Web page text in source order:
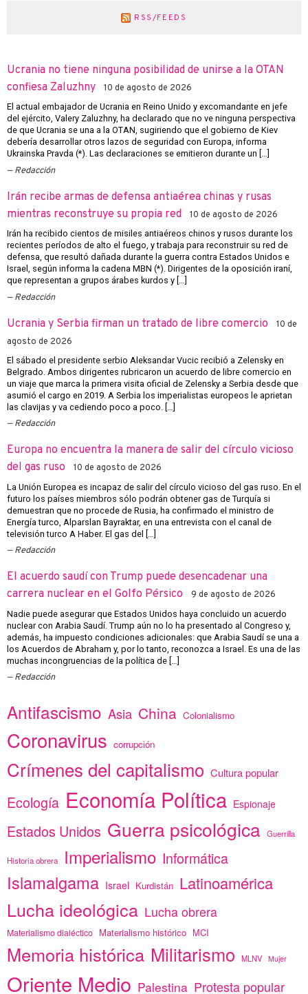
RSS/FEEDS
Ucrania no tiene ninguna posibilidad de unirse a la OTAN
confiesa Zaluzhny
10 de agosto de 2026
El actual embajador de Ucrania en Reino Unido y excomandante en jefe
del ejército, Valery Zaluzhny, ha declarado que no ve ninguna perspectiva
de que Ucrania se una a la OTAN, sugiriendo que el gobierno de Kiev
debería desarrollar otros lazos de seguridad con Europa, informa
Ukrainska Pravda (*). Las declaraciones se emitieron durante un […]
Redacción
Irán recibe armas de defensa antiaérea chinas y rusas
mientras reconstruye su propia red
10 de agosto de 2026
Irán ha recibido cientos de misiles antiaéreos chinos y rusos durante los
recientes períodos de alto el fuego, y trabaja para reconstruir su red de
defensa, que resultó dañada durante la guerra contra Estados Unidos e
Israel, según informa la cadena MBN (*). Dirigentes de la oposición iraní,
que representan a grupos árabes kurdos y […]
Redacción
Ucrania y Serbia firman un tratado de libre comercio
10 de
agosto de 2026
El sábado el presidente serbio Aleksandar Vucic recibió a Zelensky en
Belgrado. Ambos dirigentes rubricaron un acuerdo de libre comercio en
un viaje que marca la primera visita oficial de Zelensky a Serbia desde que
asumió el cargo en 2019. A Serbia los imperialistas europeos le aprietan
las clavijas y va cediendo poco a poco. […]
Redacción
Europa no encuentra la manera de salir del círculo vicioso
del gas ruso
10 de agosto de 2026
La Unión Europea es incapaz de salir del círculo vicioso del gas ruso. En el
futuro los países miembros sólo podrán obtener gas de Turquía si
demuestran que no procede de Rusia, ha confirmado el ministro de
Energía turco, Alparslan Bayraktar, en una entrevista con el canal de
televisión turco A Haber. El gas del […]
Redacción
El acuerdo saudí con Trump puede desencadenar una
carrera nuclear en el Golfo Pérsico
9 de agosto de 2026
Nadie puede asegurar que Estados Unidos haya concluido un acuerdo
nuclear con Arabia Saudí. Trump aún no lo ha presentado al Congreso y,
además, ha impuesto condiciones adicionales: que Arabia Saudí se una a
los Acuerdos de Abraham y, por lo tanto, reconozca a Israel. Es una de las
muchas incongruencias de la política de […]
Redacción
Antifascismo Asia China Colonialismo
Coronavirus corrupción
Crímenes del capitalismo Cultura popular
Ecología Economía Política Espionaje
Estados Unidos Guerra psicológica Guerrilla
Historia obrera Imperialismo Informática
Islamalgama Israel Kurdistán Latinoamérica
Lucha ideológica Lucha obrera
Materialismo dialéctico Materialismo histórico MCI
Memoria histórica Militarismo MLNV Mujer
Oriente Medio Palestina Protesta popular